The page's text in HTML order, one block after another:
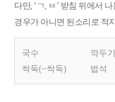
다만, ‘ㄱ, ㅂ’ 받침 뒤에서
경우가 아니면 된소리로 적
국수 깍두기
싹둑(~싹둑)
법석